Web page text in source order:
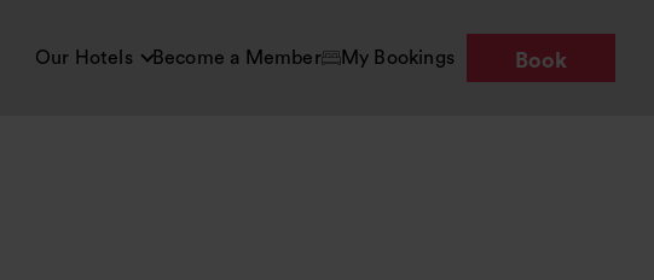
Our Hotels Become a Member My Bookings Book